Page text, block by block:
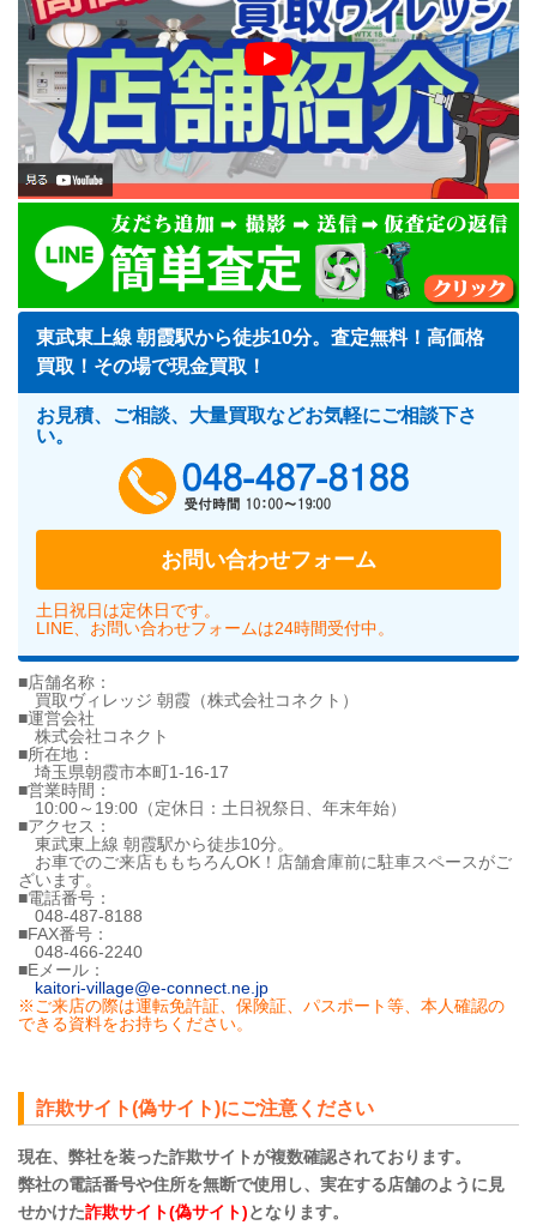
東武東上線 朝霞駅から徒歩10分。査定無料！高価格
買取！その場で現金買取！
お見積、ご相談、大量買取などお気軽にご相談下さ
い。
お問い合わせフォーム
土日祝日は定休日です。
LINE、お問い合わせフォームは24時間受付中。
■店舗名称：
買取ヴィレッジ 朝霞（株式会社コネクト）
■運営会社
株式会社コネクト
■所在地：
埼玉県朝霞市本町1-16-17
■営業時間：
10:00～19:00（定休日：土日祝祭日、年末年始）
■アクセス：
東武東上線 朝霞駅から徒歩10分。
お車でのご来店ももちろんOK！店舗倉庫前に駐車スペースがご
ざいます。
■電話番号：
048-487-8188
■FAX番号：
048-466-2240
■Eメール：
kaitori-village@e-connect.ne.jp
※ご来店の際は運転免許証、保険証、パスポート等、本人確認の
できる資料をお持ちください。
詐欺サイト(偽サイト)にご注意ください
現在、弊社を装った詐欺サイトが複数確認されております。
弊社の電話番号や住所を無断で使用し、実在する店舗のように見
せかけた詐欺サイト(偽サイト)となります。